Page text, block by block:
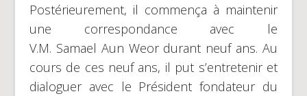
Postérieurement, il commença à maintenir
une correspondance avec le
V.M. Samael Aun Weor durant neuf ans. Au
cours de ces neuf ans, il put s’entretenir et
dialoguer avec le Président fondateur du